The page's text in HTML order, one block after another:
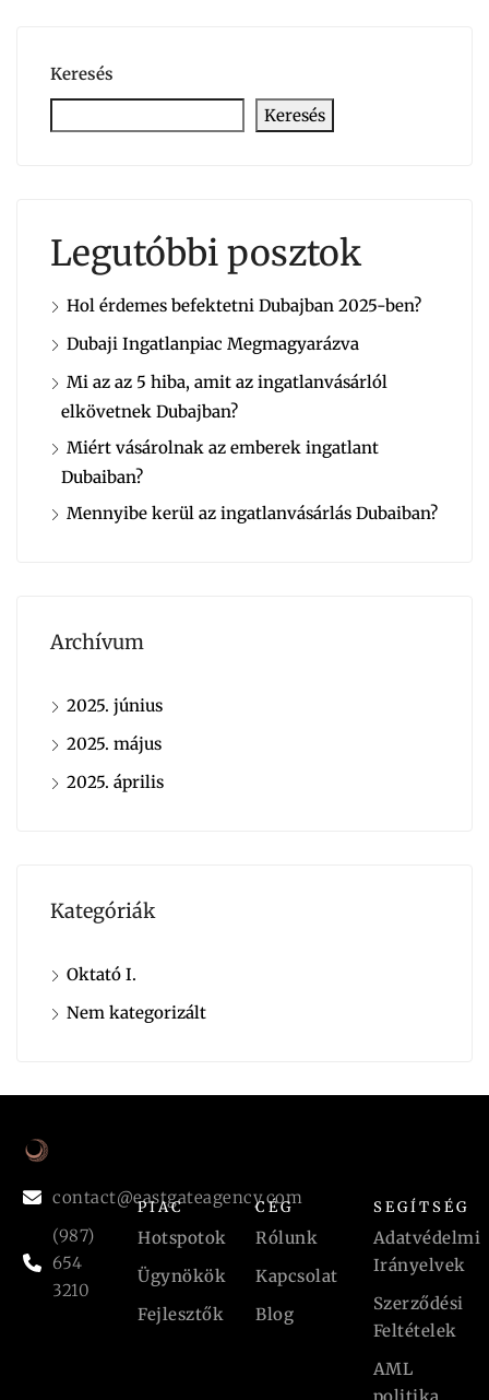
Keresés
Keresés
Legutóbbi posztok
Hol érdemes befektetni Dubajban 2025-ben?
Dubaji Ingatlanpiac Megmagyarázva
Mi az az 5 hiba, amit az ingatlanvásárlól
elkövetnek Dubajban?
Miért vásárolnak az emberek ingatlant
Dubaiban?
Mennyibe kerül az ingatlanvásárlás Dubaiban?
Archívum
2025. június
2025. május
2025. április
Kategóriák
Oktató I.
Nem kategorizált
contact@eastgateagency.com
(987)
654
3210
PIAC
Hotspotok
Ügynökök
Fejlesztők
CÉG
Rólunk
Kapcsolat
Blog
SEGÍTSÉG
Adatvédelmi
Irányelvek
Szerződési
Feltételek
AML